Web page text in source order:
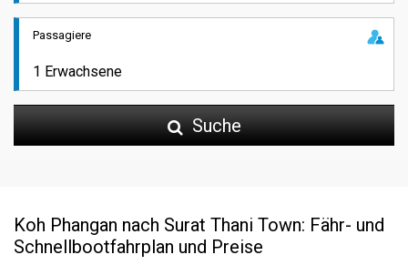
Passagiere
Suche
Koh Phangan nach Surat Thani Town: Fähr- und
Schnellbootfahrplan und Preise